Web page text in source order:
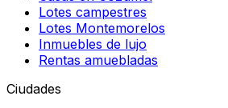
Lotes campestres
Lotes Montemorelos
Inmuebles de lujo
Rentas amuebladas
Ciudades